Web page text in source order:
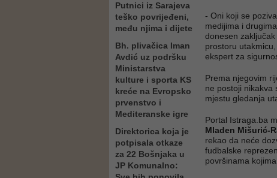
Putnici iz Sarajeva
teško povrijeđeni,
među njima i dijete
Bh. plivačica Iman
Avdić uz podršku
Ministarstva
kulture i sporta KS
kreće na Evropsko
prvenstvo i
Mediteranske igre
Direktorica koja je
potpisala otkaze
za 22 Bošnjaka u
JP Komunalno:
- Oni koji se
medijima i
donesen
prostoru
ekspert za
Prema njegovim
ne postoji nikakva
mjestu gledanja
Portal Istraga.ba
Mladen Mišurić-
rekao da neće
fudbalske
površinama